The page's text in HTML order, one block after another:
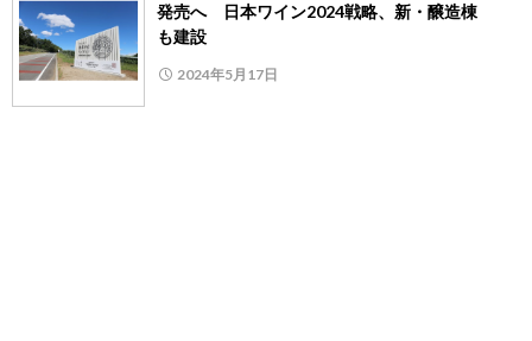
発売へ 日本ワイン2024戦略、新・醸造棟
も建設
2024年5月17日